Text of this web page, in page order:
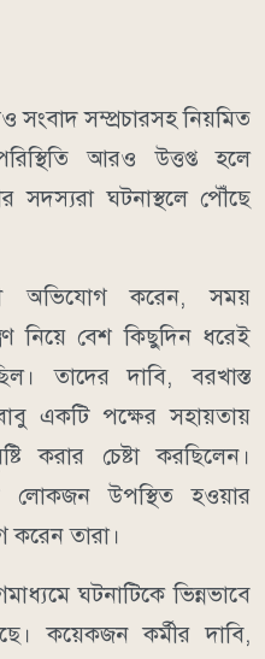
সংবাদ সম্প্রচারসহ নিয়মিত
আরও উত্তপ্ত হলে
সদস্যরা ঘটনাস্থলে পৌঁছে
অভিযোগ করেন, সময়
নিয়ে বেশ কিছুদিন ধরেই
তাদের দাবি, বরখাস্ত
একটি পক্ষের সহায়তায়
করার চেষ্টা করছিলেন।
লোকজন উপস্থিত হওয়ার
তারা।
ঘটনাটিকে ভিন্নভাবে
কয়েকজন কর্মীর দাবি,